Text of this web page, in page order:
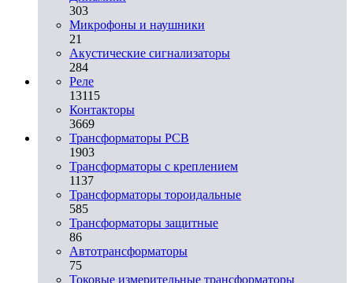
303
Микрофоны и наушники
21
Акустические сигнализаторы
284
Реле
13115
Контакторы
3669
Трансформаторы PCB
1903
Трансформаторы с креплением
1137
Трансформаторы тороидальные
585
Трансформаторы защитные
86
Автотрансформаторы
75
Токовые измерительные трансформаторы